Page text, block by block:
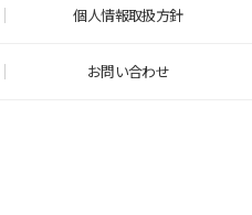
個人情報取扱方針
お問い合わせ